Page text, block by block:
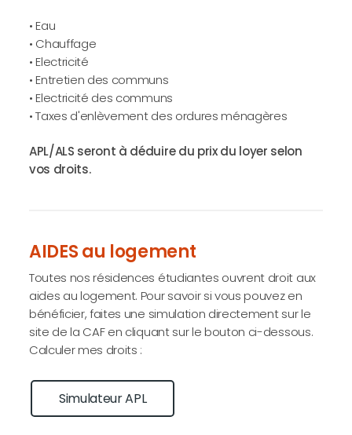
• Eau
• Chauffage
• Electricité
• Entretien des communs
• Electricité des communs
• Taxes d'enlèvement des ordures ménagères
APL/ALS seront à déduire du prix du loyer selon
vos droits.
AIDES au logement
Toutes nos résidences étudiantes ouvrent droit aux
aides au logement. Pour savoir si vous pouvez en
bénéficier, faites une simulation directement sur le
site de la CAF en cliquant sur le bouton ci-dessous.
Calculer mes droits :
Simulateur APL